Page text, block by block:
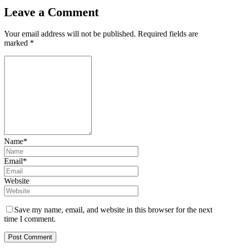
Leave a Comment
Your email address will not be published. Required fields are
marked *
Name*
Email*
Website
Save my name, email, and website in this browser for the next
time I comment.